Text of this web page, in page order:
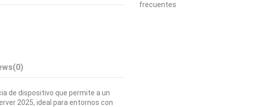
(0)
de dispositivo que permite a un
2025, ideal para entornos con
frecuentes